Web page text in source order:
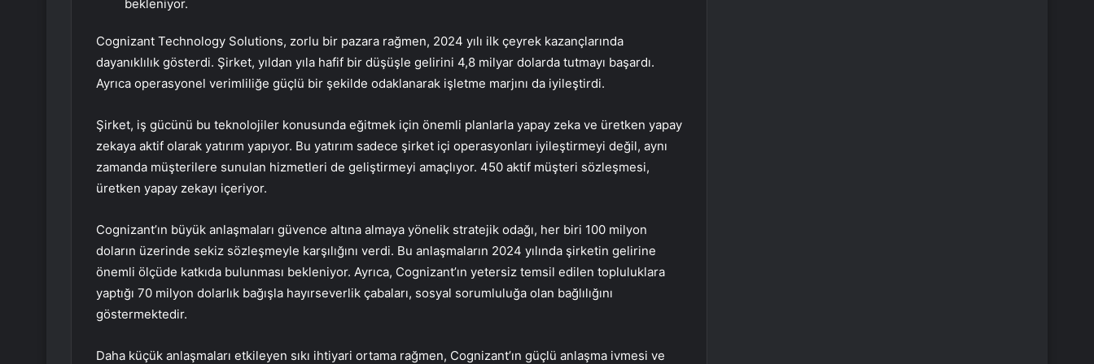
bekleniyor.
Cognizant Technology Solutions, zorlu bir pazara rağmen, 2024 yılı ilk çeyrek kazançlarında
dayanıklılık gösterdi. Şirket, yıldan yıla hafif bir düşüşle gelirini 4,8 milyar dolarda tutmayı başardı.
Ayrıca operasyonel verimliliğe güçlü bir şekilde odaklanarak işletme marjını da iyileştirdi.
Şirket, iş gücünü bu teknolojiler konusunda eğitmek için önemli planlarla yapay zeka ve üretken yapay
zekaya aktif olarak yatırım yapıyor. Bu yatırım sadece şirket içi operasyonları iyileştirmeyi değil, aynı
zamanda müşterilere sunulan hizmetleri de geliştirmeyi amaçlıyor. 450 aktif müşteri sözleşmesi,
üretken yapay zekayı içeriyor.
Cognizant’ın büyük anlaşmaları güvence altına almaya yönelik stratejik odağı, her biri 100 milyon
doların üzerinde sekiz sözleşmeyle karşılığını verdi. Bu anlaşmaların 2024 yılında şirketin gelirine
önemli ölçüde katkıda bulunması bekleniyor. Ayrıca, Cognizant’ın yetersiz temsil edilen topluluklara
yaptığı 70 milyon dolarlık bağışla hayırseverlik çabaları, sosyal sorumluluğa olan bağlılığını
göstermektedir.
Daha küçük anlaşmaları etkileyen sıkı ihtiyari ortama rağmen, Cognizant’ın güçlü anlaşma ivmesi ve